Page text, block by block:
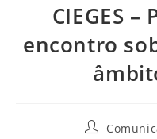
CIEGES
encontro